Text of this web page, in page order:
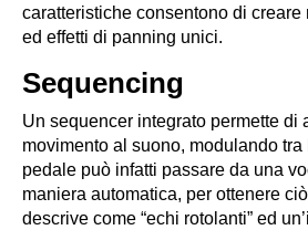
caratteristiche consentono di
ed effetti di panning unici.
Sequencing
Un sequencer integrato permette di
movimento al suono, modulando tra
pedale può infatti passare da una
maniera automatica, per ottenere
descrive come “echi rotolanti” ed